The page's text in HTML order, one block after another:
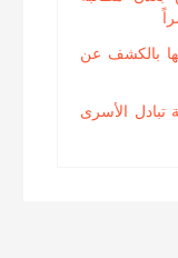
بالكشف عن
تبادل الأسرى